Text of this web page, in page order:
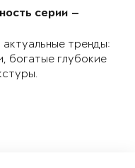
серии —
тренды:
богатые глубокие